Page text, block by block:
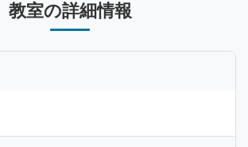
教室の詳細情報